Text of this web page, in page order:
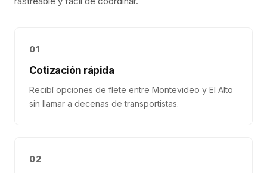
01
Cotización rápida
Recibí opciones de flete entre Montevideo y El Alto
sin llamar a decenas de transportistas.
02